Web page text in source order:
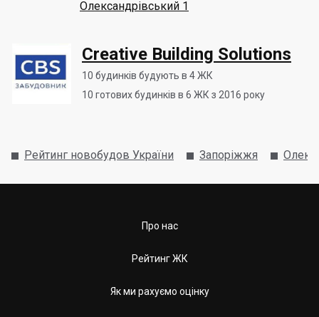
Creative Building Solutions
10 будинків будують в 4 ЖК
10 готових будинків в 6 ЖК з 2016 року
Олександрівський 1
Рейтинг новобудов України Запоріжжя
Про нас
Рейтинг ЖК
Як ми рахуємо оцінку